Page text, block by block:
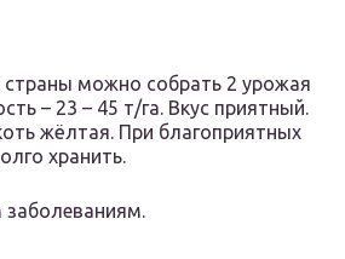
страны можно собрать 2 урожая
– 23 – 45 т/га. Вкус приятный.
жёлтая. При благоприятных
хранить.
заболеваниям.